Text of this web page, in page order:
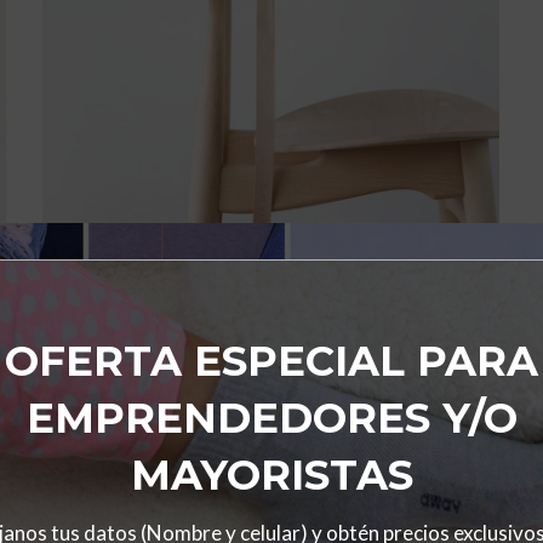
OFERTA ESPECIAL PARA
EMPRENDEDORES Y/O
MAYORISTAS
tus datos (Nombre y celular) y obtén precios